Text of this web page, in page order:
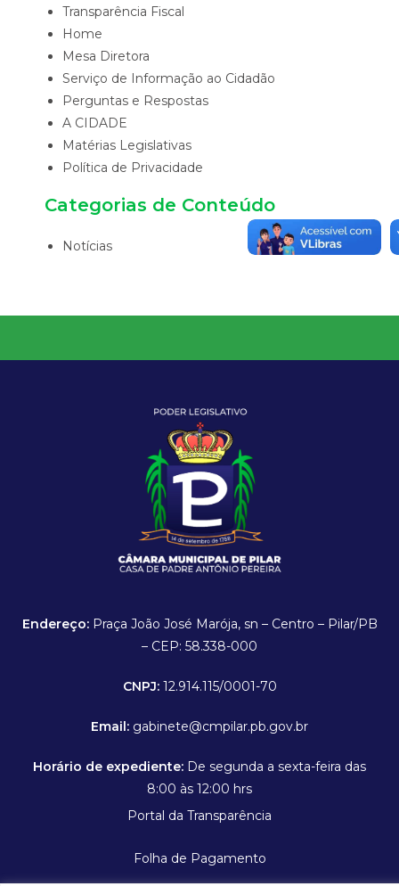
Transparência Fiscal
Home
Mesa Diretora
Serviço de Informação ao Cidadão
Perguntas e Respostas
A CIDADE
Matérias Legislativas
Política de Privacidade
Categorias de Conteúdo
Notícias
Endereço: Praça João José Marója, sn – Centro – Pilar/PB
– CEP: 58.338-000
CNPJ: 12.914.115/0001-70
Email: gabinete@cmpilar.pb.gov.br
Horário de expediente: De segunda a sexta-feira das
8:00 às 12:00 hrs
Portal da Transparência
Folha de Pagamento